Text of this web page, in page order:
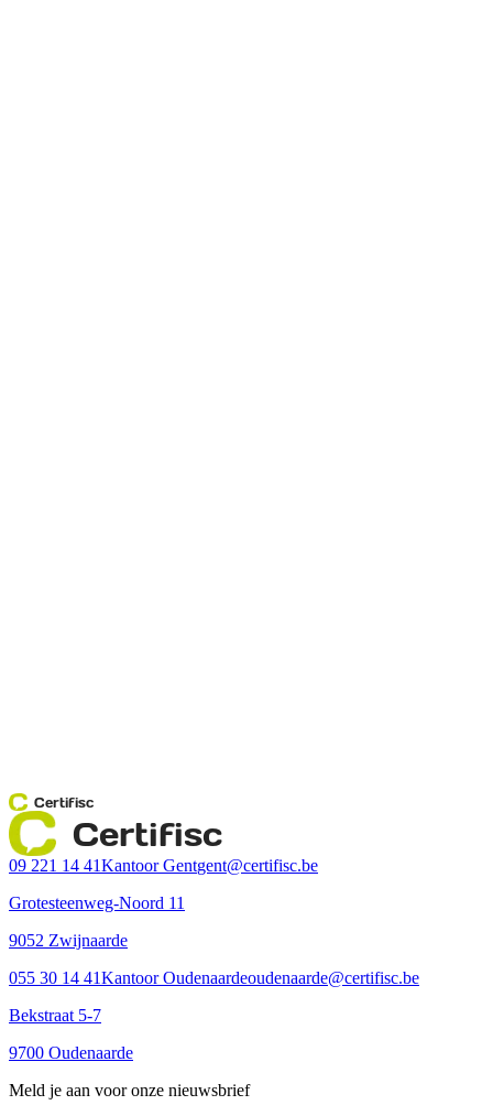
Certifisc
Certifisc
09 221 14 41Kantoor Gentgent@certifisc.be
Grotesteenweg-Noord 11
9052 Zwijnaarde
055 30 14 41Kantoor Oudenaardeoudenaarde@certifisc.be
Bekstraat 5-7
9700 Oudenaarde
Meld je aan voor onze nieuwsbrief